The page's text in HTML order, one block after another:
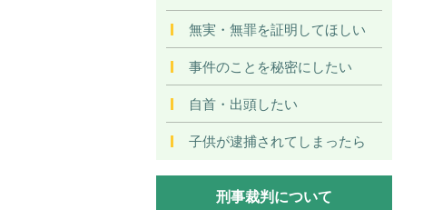
無実・無罪を証明してほしい
事件のことを秘密にしたい
自首・出頭したい
子供が逮捕されてしまったら
刑事裁判について